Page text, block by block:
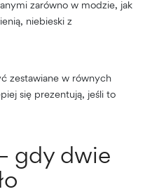
zarówno w modzie, jak
niebieski z
zestawiane w równych
się prezentują, jeśli to
gdy dwie